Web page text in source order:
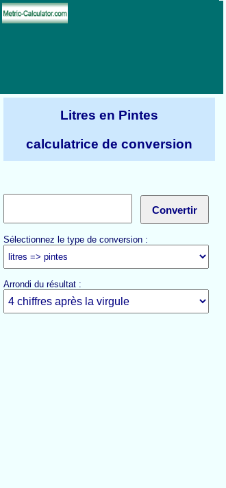
Litres en Pintes
calculatrice de conversion
Sélectionnez le type de conversion :
Arrondi du résultat :